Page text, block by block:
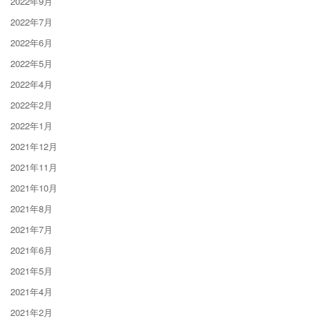
2022年7月
2022年6月
2022年5月
2022年4月
2022年2月
2022年1月
2021年12月
2021年11月
2021年10月
2021年8月
2021年7月
2021年6月
2021年5月
2021年4月
2021年2月